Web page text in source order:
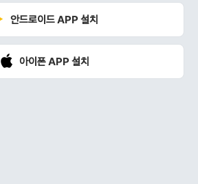
안드로이드 APP 설치
아이폰 APP 설치